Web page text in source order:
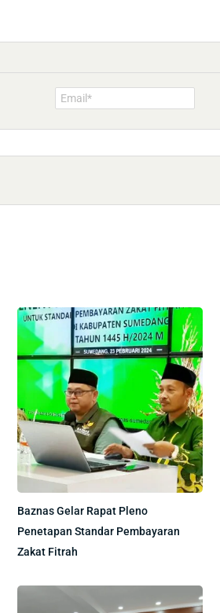
Email*
Baznas Gelar Rapat Pleno
Penetapan Standar Pembayaran
Zakat Fitrah